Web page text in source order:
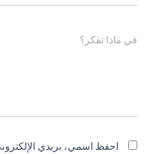
في ماذا تفكر؟
احفظ اسمي، بريدي